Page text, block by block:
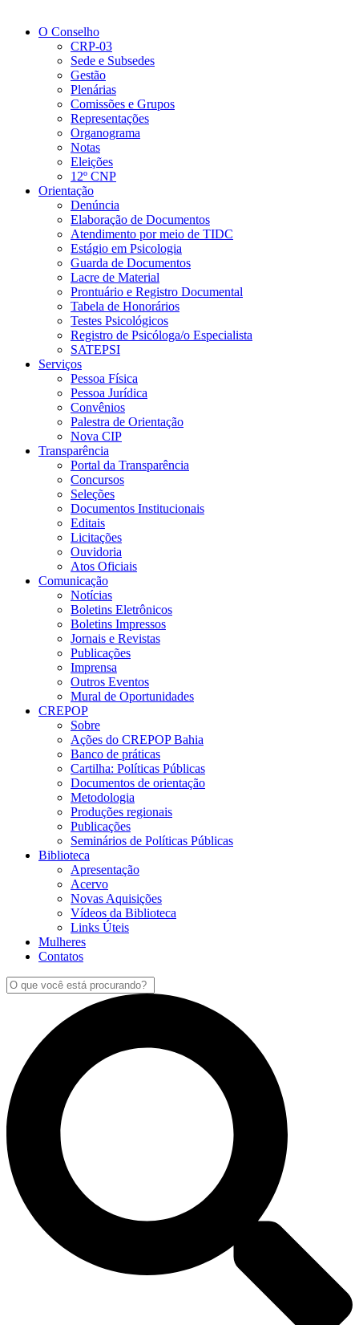
O Conselho
CRP-03
Sede e Subsedes
Gestão
Plenárias
Comissões e Grupos
Representações
Organograma
Notas
Eleições
12º CNP
Orientação
Denúncia
Elaboração de Documentos
Atendimento por meio de TIDC
Estágio em Psicologia
Guarda de Documentos
Lacre de Material
Prontuário e Registro Documental
Tabela de Honorários
Testes Psicológicos
Registro de Psicóloga/o Especialista
SATEPSI
Serviços
Pessoa Física
Pessoa Jurídica
Convênios
Palestra de Orientação
Nova CIP
Transparência
Portal da Transparência
Concursos
Seleções
Documentos Institucionais
Editais
Licitações
Ouvidoria
Atos Oficiais
Comunicação
Notícias
Boletins Eletrônicos
Boletins Impressos
Jornais e Revistas
Publicações
Imprensa
Outros Eventos
Mural de Oportunidades
CREPOP
Sobre
Ações do CREPOP Bahia
Banco de práticas
Cartilha: Políticas Públicas
Documentos de orientação
Metodologia
Produções regionais
Publicações
Seminários de Políticas Públicas
Biblioteca
Apresentação
Acervo
Novas Aquisições
Vídeos da Biblioteca
Links Úteis
Mulheres
Contatos